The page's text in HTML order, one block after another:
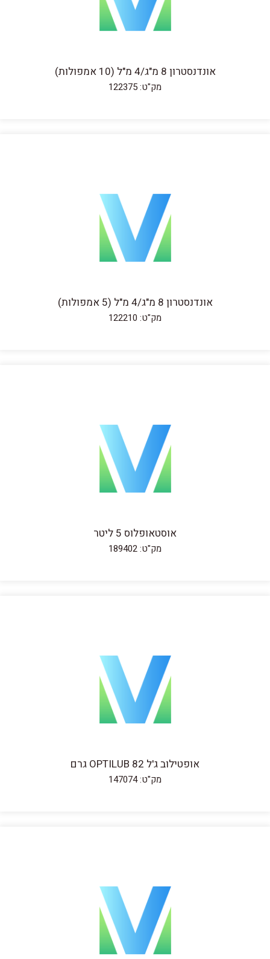
אונדנסטרון 8 מ"ג/4 מ"ל (10 אמפולות)
מק"ט: 122375
אונדנסטרון 8 מ"ג/4 מ"ל (5 אמפולות)
מק"ט: 122210
אוסטאופלוס 5 ליטר
מק"ט: 189402
אופטילוב ג'ל 82 OPTILUB גרם
מק"ט: 147074